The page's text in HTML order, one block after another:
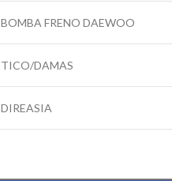
BOMBA FRENO DAEWOO
TICO/DAMAS
DIREASIA